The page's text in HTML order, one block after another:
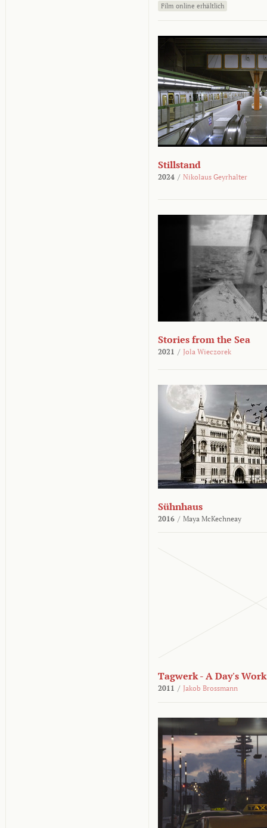
Film online erhältlich
Stillstand
2024 / Nikolaus Geyrhalter
Stories from the Sea
2021 / Jola Wieczorek
Sühnhaus
2016 / Maya McKechneay
Tagwerk - A Day's Work
2011 / Jakob Brossmann